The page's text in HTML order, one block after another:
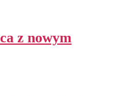
z nowym